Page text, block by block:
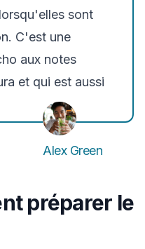
sont
C'est une
aux notes
et qui est aussi
Alex Green
préparer le